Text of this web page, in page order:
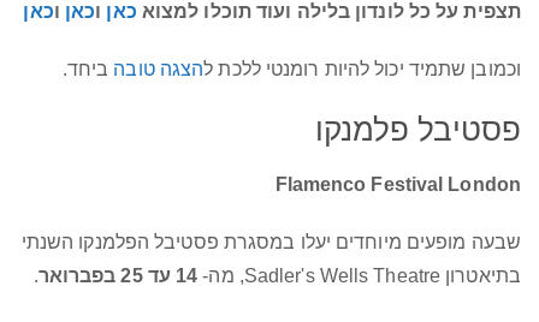
תצפית על כל לונדון בלילה ועוד תוכלו למצוא כאן וכאן וכאן
וכמובן שתמיד יכול להיות רומנטי ללכת להצגה טובה ביחד.
פסטיבל פלמנקו
Flamenco Festival London
שבעה מופעים מיוחדים יעלו במסגרת פסטיבל הפלמנקו השנתי
בתיאטרון Sadler's Wells Theatre, מה-
14 עד 25 בפברואר .